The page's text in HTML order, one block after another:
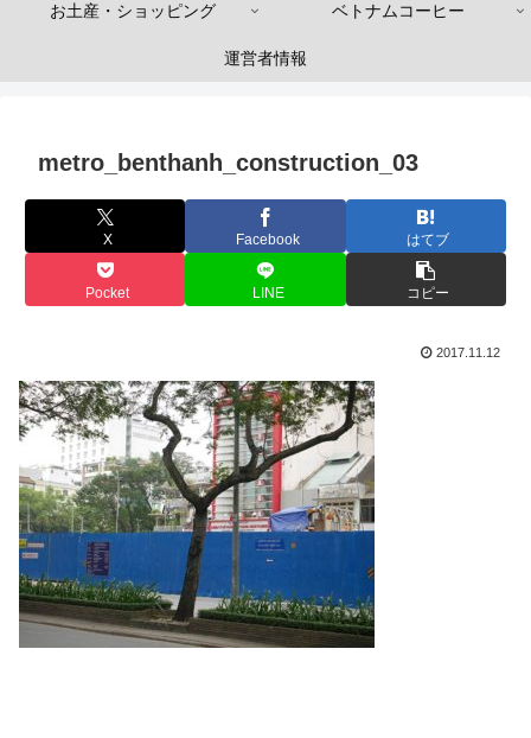
お土産・ショッピング ベトナムコーヒー
運営者情報
metro_benthanh_construction_03
X Facebook はてブ
Pocket LINE コピー
2017.11.12